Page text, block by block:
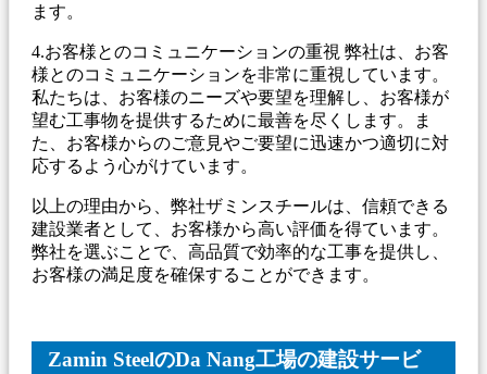
ます。
4.お客様とのコミュニケーションの重視 弊社は、お客
様とのコミュニケーションを非常に重視しています。
私たちは、お客様のニーズや要望を理解し、お客様が
望む工事物を提供するために最善を尽くします。ま
た、お客様からのご意見やご要望に迅速かつ適切に対
応するよう心がけています。
以上の理由から、弊社ザミンスチールは、信頼できる
建設業者として、お客様から高い評価を得ています。
弊社を選ぶことで、高品質で効率的な工事を提供し、
お客様の満足度を確保することができます。
Zamin SteelのDa Nang工場の建設サービ